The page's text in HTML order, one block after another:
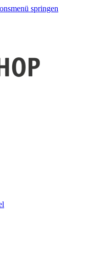
springen